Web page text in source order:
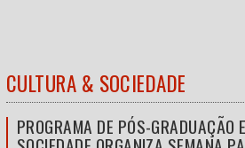
CULTURA & SOCIEDADE
PROGRAMA DE PÓS-GRADUAÇÃO